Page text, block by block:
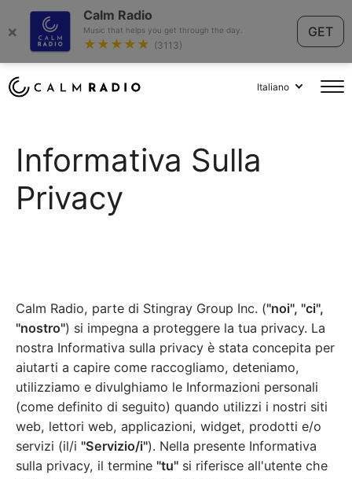
×
Calm Radio
Music that helps you get through the day.
★★★★★ (3113)
GET
Italiano
Informativa Sulla
Privacy
Calm Radio, parte di Stingray Group Inc. ("noi", "ci",
"nostro") si impegna a proteggere la tua privacy. La
nostra Informativa sulla privacy è stata concepita per
aiutarti a capire come raccogliamo, deteniamo,
utilizziamo e divulghiamo le Informazioni personali
(come definito di seguito) quando utilizzi i nostri siti
web, lettori web, applicazioni, widget, prodotti e/o
servizi (il/i "Servizio/i"). Nella presente Informativa
sulla privacy, il termine "tu" si riferisce all'utente che